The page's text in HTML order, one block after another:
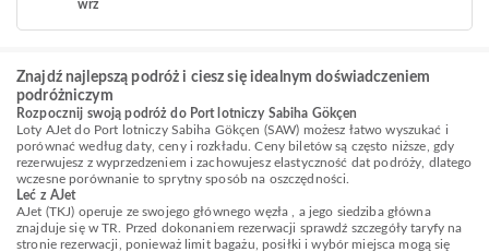
wrz
Znajdź najlepszą podróż i ciesz się idealnym doświadczeniem
podróżniczym
Rozpocznij swoją podróż do Port lotniczy Sabiha Gökçen
Loty AJet do Port lotniczy Sabiha Gökçen (SAW) możesz łatwo wyszukać i
porównać według daty, ceny i rozkładu. Ceny biletów są często niższe, gdy
rezerwujesz z wyprzedzeniem i zachowujesz elastyczność dat podróży, dlatego
wczesne porównanie to sprytny sposób na oszczędności.
Leć z AJet
AJet (TKJ) operuje ze swojego głównego węzła , a jego siedziba główna
znajduje się w TR. Przed dokonaniem rezerwacji sprawdź szczegóły taryfy na
stronie rezerwacji, ponieważ limit bagażu, posiłki i wybór miejsca mogą się